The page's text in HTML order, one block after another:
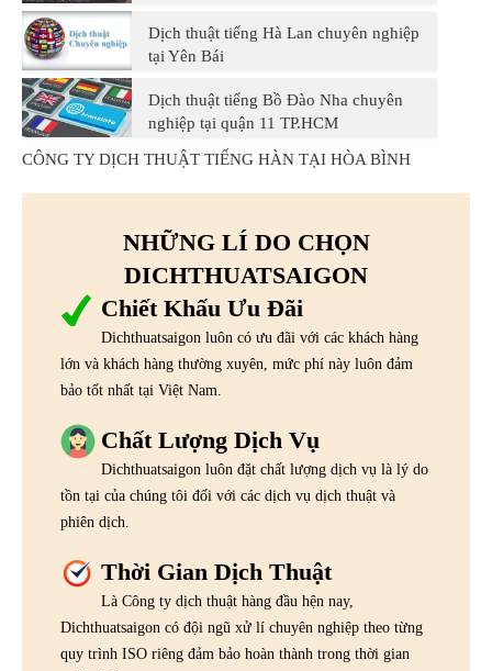
Dịch thuật tiếng Hà Lan chuyên nghiệp
tại Yên Bái
Dịch thuật tiếng Bồ Đào Nha chuyên
nghiệp tại quận 11 TP.HCM
CÔNG TY DỊCH THUẬT TIẾNG HÀN TẠI HÒA BÌNH
NHỮNG LÍ DO CHỌN
DICHTHUATSAIGON
Chiết Khấu Ưu Đãi
Dichthuatsaigon luôn có ưu đãi với các khách hàng
lớn và khách hàng thường xuyên, mức phí này luôn đảm
bảo tốt nhất tại Việt Nam.
Chất Lượng Dịch Vụ
Dichthuatsaigon luôn đặt chất lượng dịch vụ là lý do
tồn tại của chúng tôi đối với các dịch vụ dịch thuật và
phiên dịch.
Thời Gian Dịch Thuật
Là Công ty dịch thuật hàng đầu hện nay,
Dichthuatsaigon có đội ngũ xử lí chuyên nghiệp theo từng
quy trình ISO riêng đảm bảo hoàn thành trong thời gian